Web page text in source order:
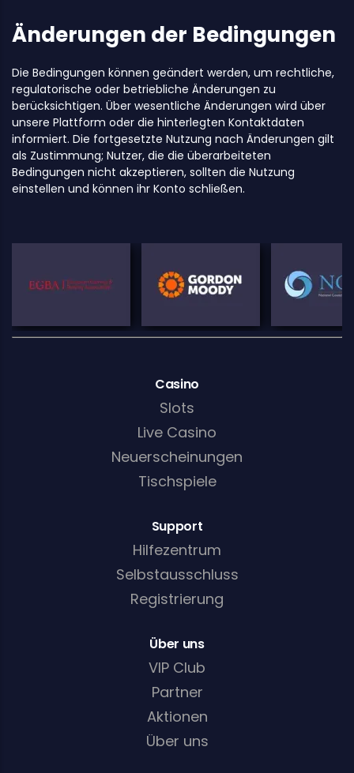
Änderungen der Bedingungen
Die Bedingungen können geändert werden, um rechtliche,
regulatorische oder betriebliche Änderungen zu
berücksichtigen. Über wesentliche Änderungen wird über
unsere Plattform oder die hinterlegten Kontaktdaten
informiert. Die fortgesetzte Nutzung nach Änderungen gilt
als Zustimmung; Nutzer, die die überarbeiteten
Bedingungen nicht akzeptieren, sollten die Nutzung
einstellen und können ihr Konto schließen.
Casino
Slots
Live Casino
Neuerscheinungen
Tischspiele
Support
Hilfezentrum
Selbstausschluss
Registrierung
Über uns
VIP Club
Partner
Aktionen
Über uns